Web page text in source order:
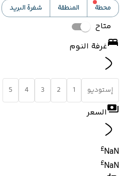
محطة
المنطقة شفرة البريد
متاح
غرفة النوم
إستوديو 1
2
3
4
5
السعر
NaN
£
NaN
£